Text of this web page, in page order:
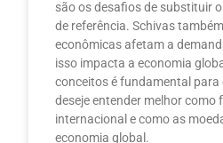
são os desafios de substituir
de referência. Schivas
econômicas afetam a
isso impacta a economia
conceitos é fundamental para
deseje entender melhor como
internacional e como as
economia global.